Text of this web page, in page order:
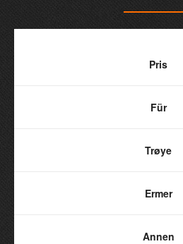
Pris
Für
Trøye
Ermer
Annen